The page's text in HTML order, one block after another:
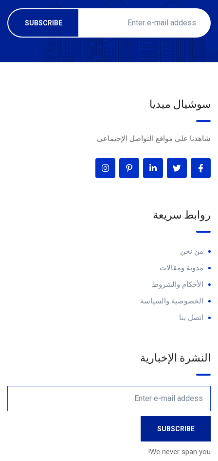
سوشيال ميديا
شاهدنا على مواقع التواصل الإجتماعى
روابط سريعة
من نحن
مدونة ومقالات
الأحكام والشروط
الخصوصية والسياسة
اتصل بنا
النشرة الإخبارية
We never span you!